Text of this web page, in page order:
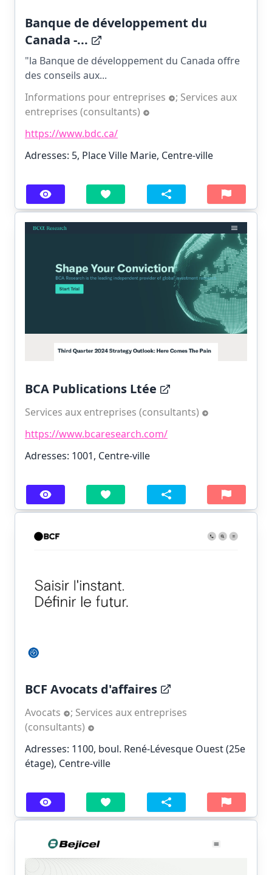
Banque de développement du
Canada -...
"la Banque de développement du Canada offre
des conseils aux...
Informations pour entreprises
; Services aux
entreprises (consultants)
https://www.bdc.ca/
Adresses: 5, Place Ville Marie, Centre-ville
BCA Publications Ltée
Services aux entreprises (consultants)
https://www.bcaresearch.com/
Adresses: 1001, Centre-ville
BCF Avocats d'affaires
Avocats ; Services aux entreprises
(consultants)
Adresses: 1100, boul. René-Lévesque Ouest (25e
étage), Centre-ville